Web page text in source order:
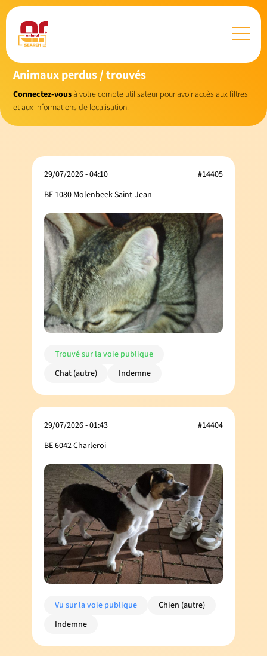
Animaux perdus / trouvés
Connectez-vousà votre compte utilisateur pour avoir accès aux filtres
et aux informations de localisation.
29/07/2026 - 04:10
BE 1080 Molenbeek-Saint-Jean
#14405
Trouvé sur la voie publique
Chat (autre)
Indemne
29/07/2026 - 01:43
BE 6042 Charleroi
#14404
Vu sur la voie publique
Chien (autre)
Indemne